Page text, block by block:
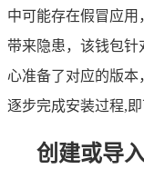
中可能存在假冒应
带来隐患，该钱包针
心准备了对应的版本
逐步完成安装过程,
创建或导